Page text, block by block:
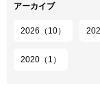
アーカイブ
2026（10）
2020（1）